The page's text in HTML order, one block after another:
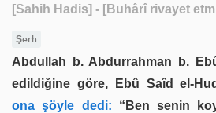
[Sahih Hadis] - [Buhârî rivayet
Şerh
Abdullah b. Abdurrahman b.
edildiğine göre, Ebû Saîd el-
ona şöyle dedi: “Ben senin